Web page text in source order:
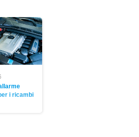
i ricambi